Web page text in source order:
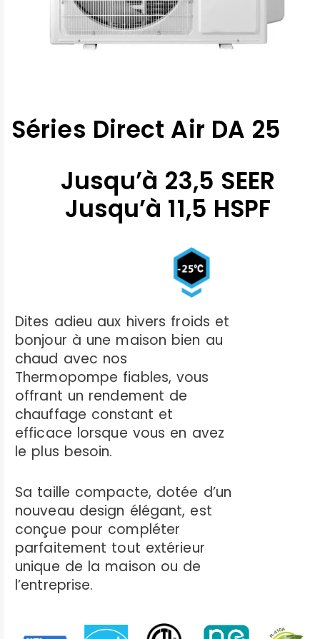
Séries Direct Air DA 25
Jusqu’à 23,5 SEER
Jusqu’à 11,5 HSPF
Dites adieu aux hivers froids et
bonjour à une maison bien au
chaud avec nos
Thermopompe fiables, vous
offrant un rendement de
chauffage constant et
efficace lorsque vous en avez
le plus besoin.
Sa taille compacte, dotée d’un
nouveau design élégant, est
conçue pour compléter
parfaitement tout extérieur
unique de la maison ou de
l’entreprise.